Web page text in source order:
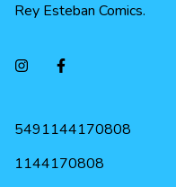
Rey Esteban Comics.
5491144170808
1144170808